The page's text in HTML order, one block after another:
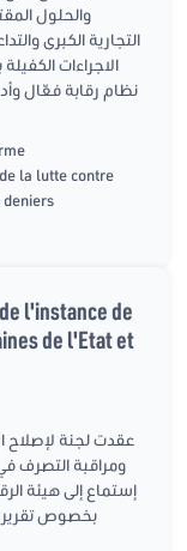
والحلول
التجارية الكبرى
الاجراءات
نظام رقابة فعّال
la lutte contre
deniers
l'instance de
de l'Etat et
عقدت لجنة لإصلاح
إستماع إلى هيئة
بخصوص تقرير